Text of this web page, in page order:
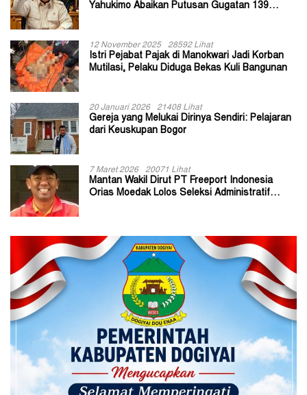
Yahukimo Abaikan Putusan Gugatan 139
12 November 2025 28592 Lihat
Istri Pejabat Pajak di Manokwari Jadi Korban
Mutilasi, Pelaku Diduga Bekas Kuli Bangunan
20 Januari 2026 21408 Lihat
Gereja yang Melukai Dirinya Sendiri: Pelajaran
dari Keuskupan Bogor
7 Maret 2026 20071 Lihat
Mantan Wakil Dirut PT Freeport Indonesia
Orias Moedak Lolos Seleksi Administratif